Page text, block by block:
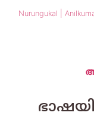
Nurungukal |